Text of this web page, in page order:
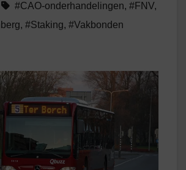
#CAO-onderhandelingen, #FNV,
, #Staking, #Vakbonden